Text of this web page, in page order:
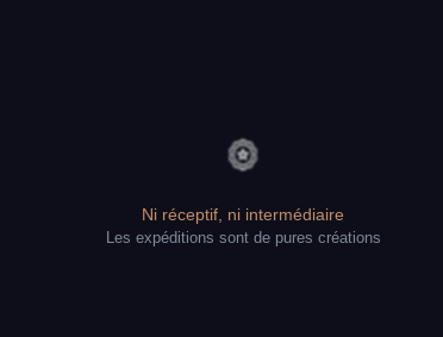
Ni réceptif, ni intermédiaire
Les expéditions sont de pures créations